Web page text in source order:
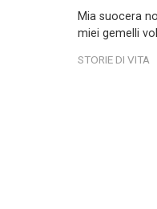
Mia suocera
miei gemelli
STORIE DI VITA